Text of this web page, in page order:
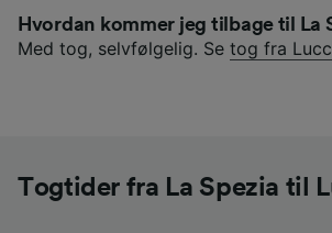
Hvordan kommer jeg tilbage til La
Med tog, selvfølgelig. Se tog fra
Togtider fra La Spezia til